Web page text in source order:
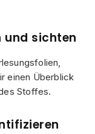
und sichten
einen Überblick
Stoffes.